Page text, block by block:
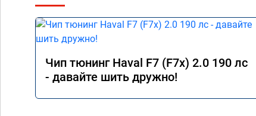
Чип тюнинг Haval F7 (F7x) 2.0 190 лс
- давайте шить дружно!